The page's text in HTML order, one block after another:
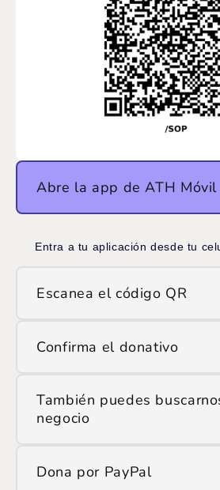
Abre la app de ATH Móvil
Entra a tu aplicación desde tu
Escanea el código QR
Usa la opción de escanear QR y
Confirma el donativo
Ingresa el monto que deseas
transacción.
También puedes
negocio
Si prefieres hacerlo
ATH Móvil como:
Dona por PayPal